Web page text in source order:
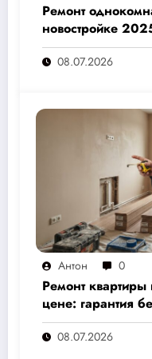
Ремонт
новостройке
стоит и как не
расчёт от 500
08.07.2026
Антон 0
Ремонт
цене: гарантия
переплат
08.07.2026